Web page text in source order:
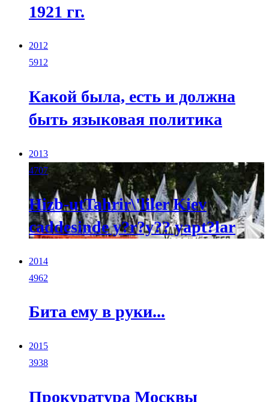
1921 гг.
2012
5912
Какой была, есть и должна
быть языковая политика
2013
4707
Hizb-utTahrir\'liler Kiev
caddesinde y?r?y?? yapt?lar
2014
4962
Бита ему в руки...
2015
3938
Прокуратура Москвы